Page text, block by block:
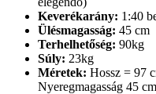
Keverékarány: 1:40
Ülésmagasság: 45 cm
Terhelhetőség: 90kg
Súly: 23kg
Méretek: Hossz = 97
Nyeregmagasság 45 cm